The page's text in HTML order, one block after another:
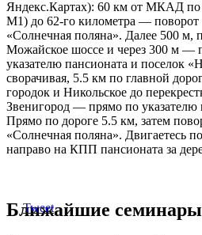
Яндекс.Картах): 60 км от МКАД по
М1) до 62-го километра — поворот
«Солнечная поляна». Далее 500 м,
Можайское шоссе и через 300 м —
указателю пансионата и поселок
сворачивая, 5.5 км по главной
городок и Никольское до
Звенигород — прямо по
Прямо по дороге 5.5 км, затем
«Солнечная поляна». Двигаетесь
направо на КПП пансионата за
Tweet
Ближайшие семинары